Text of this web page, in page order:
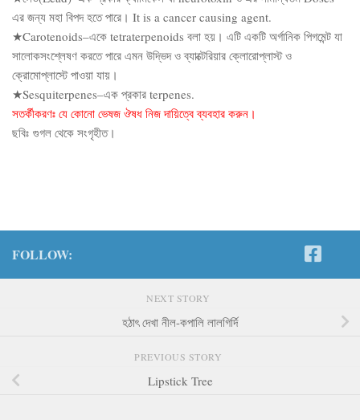
এর জন্য মহা বিপদ হতে পারে। It is a cancer causing agent.
★Carotenoids–একে tetraterpenoids বলা হয়। এটি একটি অর্গানিক পিগমেন্ট যা
সালোকসংশ্লেষণ করতে পারে এমন উদ্ভিদ ও ব্যাক্টেরিয়ার ক্লোরোপ্লাস্ট ও
ক্রোমোপ্লাস্টে পাওয়া যায়।
★Sesquiterpenes–এক প্রকার terpenes.
সতর্কীকরণঃ যে কোনো ভেষজ ঔষধ নিজ দায়িত্বে ব্যবহার করুন।
ছবিঃ গুগল থেকে সংগৃহীত।
FOLLOW:
NEXT STORY
হঠাৎ দেখা নীল-কপালি লালগির্দি
PREVIOUS STORY
Lipstick Tree